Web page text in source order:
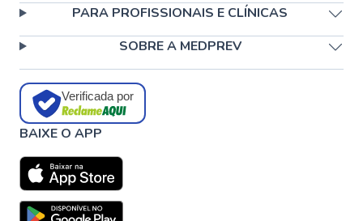
PARA PROFISSIONAIS E CLÍNICAS
SOBRE A MEDPREV
Verificada por
BAIXE O APP